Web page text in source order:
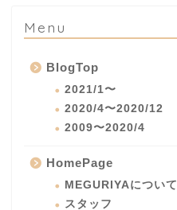
Menu
BlogTop
2021/1〜
2020/4〜2020/12
2009〜2020/4
HomePage
MEGURIYAについて
スタッフ